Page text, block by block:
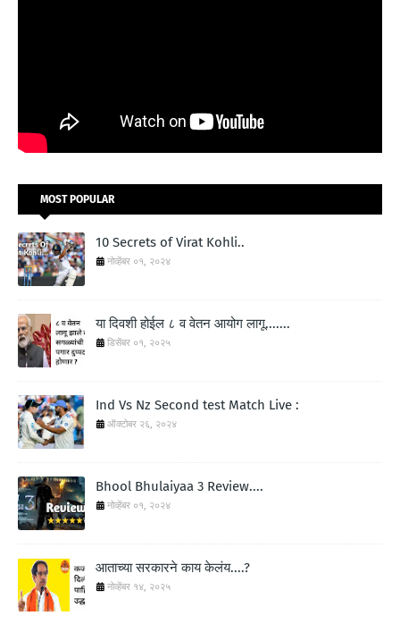
MOST POPULAR
10 Secrets of Virat Kohli..
नोव्हेंबर ०१, २०२४
या दिवशी होईल ८ व वेतन आयोग लागू.......
डिसेंबर ०१, २०२५
Ind Vs Nz Second test Match Live :
ऑक्टोबर २६, २०२४
Bhool Bhulaiyaa 3 Review....
नोव्हेंबर ०१, २०२४
आताच्या सरकारने काय केलंय....?
नोव्हेंबर १४, २०२५